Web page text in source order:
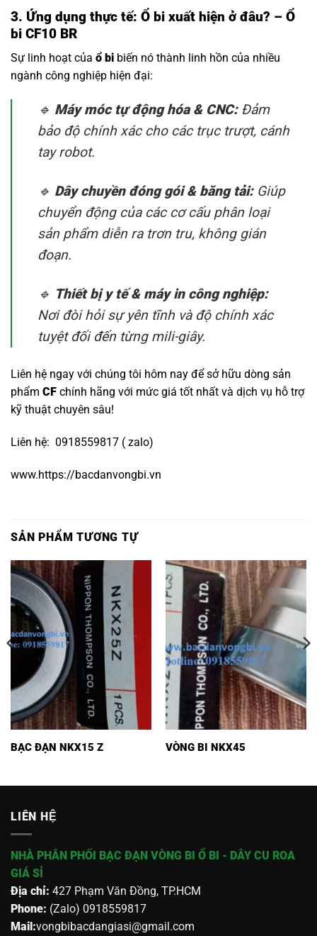
3. Ứng dụng thực tế: Ổ bi xuất hiện ở đâu? – Ổ
bi CF10 BR
Sự linh hoạt của ổ bi biến nó thành linh hồn của nhiều
ngành công nghiệp hiện đại:
🔹 Máy móc tự động hóa & CNC:Đảm
bảo độ chính xác cho các trục trượt, cánh
tay robot.
🔹 Dây chuyền đóng gói & băng tải:Giúp
chuyển động của các cơ cấu phân loại
sản phẩm diễn ra trơn tru, không gián
đoạn.
🔹 Thiết bị y tế & máy in công nghiệp:
Nơi đòi hỏi sự yên tĩnh và độ chính xác
tuyệt đối đến từng mili-giây.
Liên hệ ngay với chúng tôi hôm nay để sở hữu dòng sản
phẩm CF chính hãng với mức giá tốt nhất và dịch vụ hỗ trợ
kỹ thuật chuyên sâu!
Liên hệ: 0918559817 ( zalo)
www.https://bacdanvongbi.vn
SẢN PHẨM TƯƠNG TỰ
BẠC ĐẠN NKX15 Z VÒNG BI NKX45
LIÊN HỆ
NHÀ PHÂN PHỐI BẠC ĐẠN VÒNG BI Ổ BI - DÂY CU ROA
GIÁ SỈ
Địa chỉ: 427 Phạm Văn Đồng, TP.HCM
Phone: (Zalo) 0918559817
Mail:vongbibacdangiasi@gmail.com